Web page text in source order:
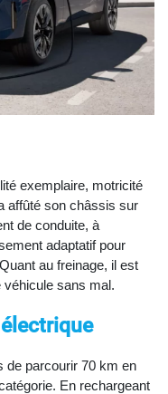
exemplaire, motricité
affûté son châssis sur
de conduite, à
adaptatif pour
au freinage, il est
sans mal.
de parcourir 70 km en
En rechargeant